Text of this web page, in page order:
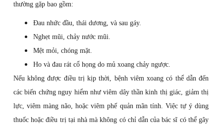
thường gặp bao gồm:
Đau nhức đầu, thái dương, và sau gáy.
Nghẹt mũi, chảy nước mũi.
Mệt mỏi, chóng mặt.
Ho và đau rát cổ họng do mủ xoang chảy ngược.
Nếu không được điều trị kịp thời, bệnh viêm xoang có thể dẫn đến
các biến chứng nguy hiểm như viêm dây thần kinh thị giác, giảm thị
lực, viêm màng não, hoặc viêm phế quản mãn tính. Việc tự ý dùng
thuốc hoặc điều trị tại nhà mà không có chỉ dẫn của bác sĩ có thể gây